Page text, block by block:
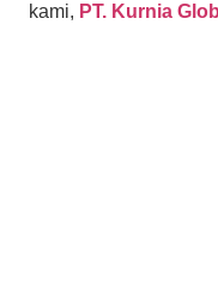
kami, PT. Kurnia